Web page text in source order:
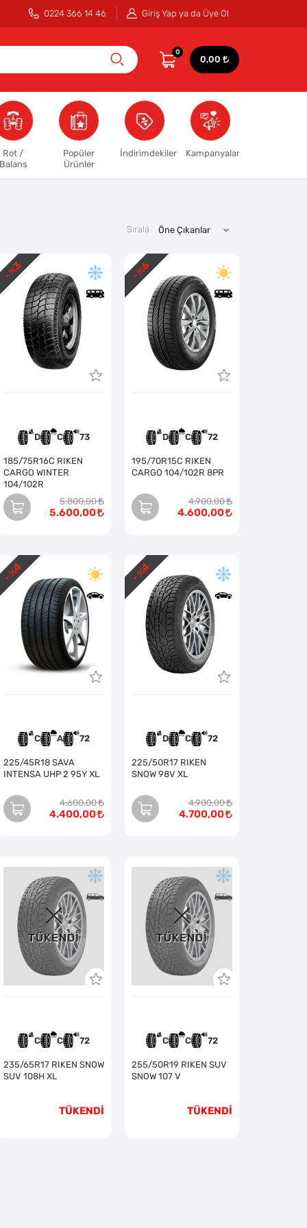
0224 366 14 46 Giriş Yap ya da Üye Ol
0
0,00
Rot /
Balans
Popüler
Ürünler
İndirimdekiler Kampanyalar
Sırala
D C 73
185/75R16C RIKEN
CARGO WINTER
104/102R
5.800,00
5.600,00
- %
3
D C 72
195/70R15C RIKEN
CARGO 104/102R 8PR
4.900,00
4.600,00
- %
6
C A 72
225/45R18 SAVA
INTENSA UHP 2 95Y XL
4.600,00
4.400,00
- %
4
D C 72
225/50R17 RIKEN
SNOW 98V XL
4.900,00
4.700,00
- %
4
TÜKENDI
C C 72
235/65R17 RIKEN SNOW
SUV 108H XL
TÜKENDİ
TÜKENDI
C C 72
255/50R19 RIKEN SUV
SNOW 107 V
TÜKENDİ